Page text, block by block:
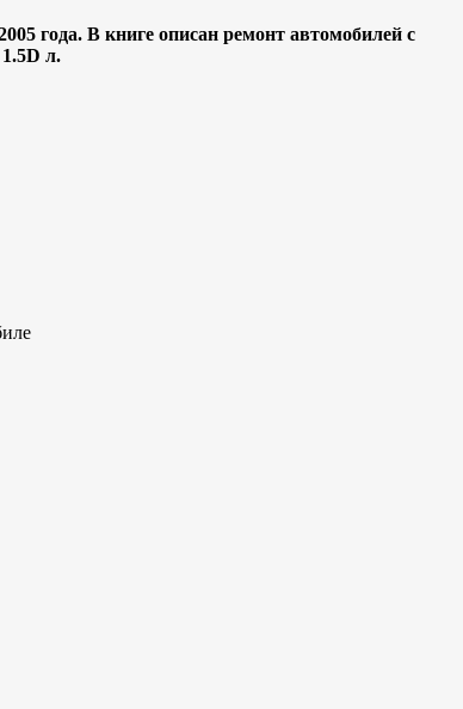
года. В книге описан ремонт автомобилей с
л.